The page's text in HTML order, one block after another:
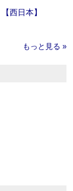
西日本】
もっと見る »